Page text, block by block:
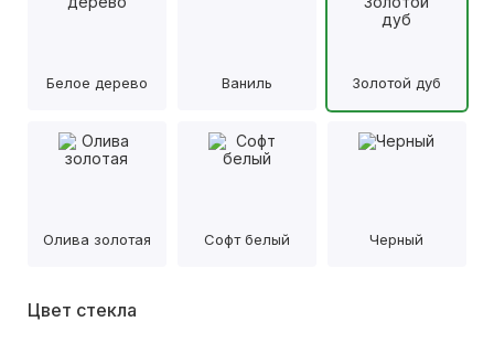
Белое дерево Ваниль Золотой дуб
Олива золотая Софт белый Черный
Цвет стекла